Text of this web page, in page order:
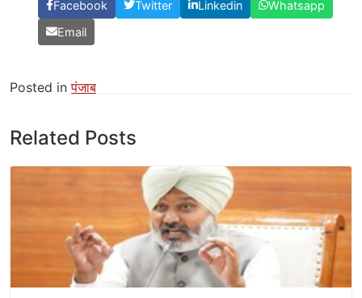
Facebook Twitter Linkedin
Whatsapp
Email
Posted inपंजाब
Related Posts